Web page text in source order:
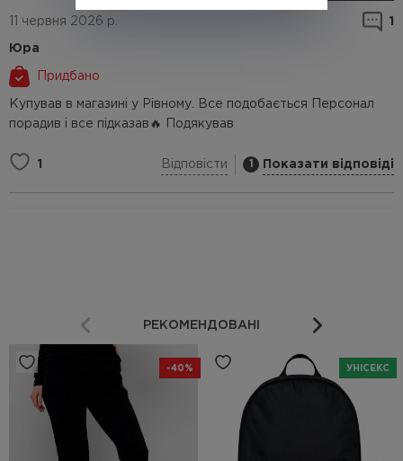
11 червня 2026 р. 1
Юра
Придбано
Купував в магазині у Рівному. Все подобається Персонал
порадив і все підказав🔥 Подякував
1 Відповісти 1 Показати відповіді
РЕКОМЕНДОВАНІ
-40% УНІСЕКС